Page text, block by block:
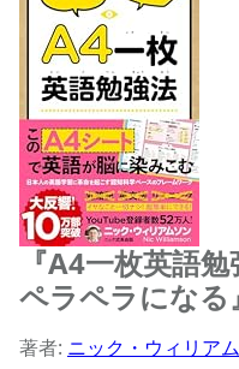
『A4一枚英語
ペラペラになる
著者: ニック・ウィリア